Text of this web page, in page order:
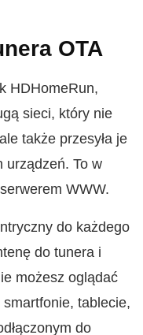
OTA
HDHomeRun,
sieci, który nie
także przesyła je
urządzeń. To w
WWW.
do każdego
do tunera i
możesz oglądać
tablecie,
do